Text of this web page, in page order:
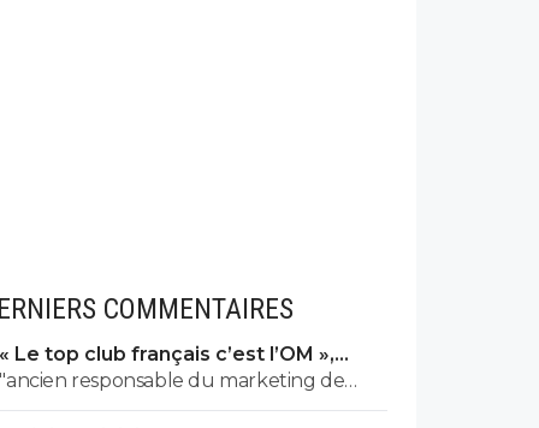
COMMENTAIRES
« Le top club français c’est l’OM »,
Adidas bouscule le PSG
"ancien responsable du marketing de
l’OM chez Adidas"... Quel avis neutre et